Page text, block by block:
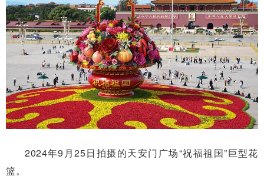
2024年9月25日拍摄的天安门广场“祝福祖国”巨型花
篮。